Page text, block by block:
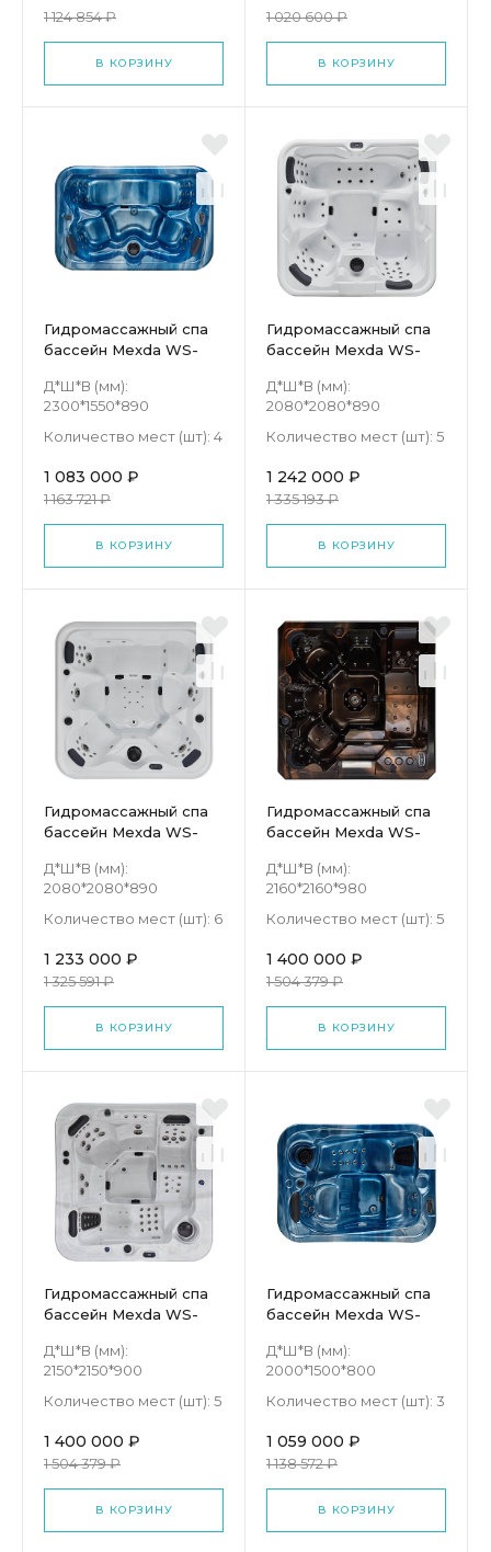
1 124 854 ₽
В КОРЗИНУ
1 020 600 ₽
В КОРЗИНУ
Гидромассажный спа
бассейн Mexda WS-
Д*Ш*В (мм):
2300*1550*890
Количество мест (шт): 4
1 083 000 ₽
1 163 721 ₽
В КОРЗИНУ
Гидромассажный спа
бассейн Mexda WS-
Д*Ш*В (мм):
2080*2080*890
Количество мест (шт): 5
1 242 000 ₽
1 335 193 ₽
В КОРЗИНУ
Гидромассажный спа
бассейн Mexda WS-
Д*Ш*В (мм):
2080*2080*890
Количество мест (шт): 6
1 233 000 ₽
1 325 591 ₽
В КОРЗИНУ
Гидромассажный спа
бассейн Mexda WS-
Д*Ш*В (мм):
2160*2160*980
Количество мест (шт): 5
1 400 000 ₽
1 504 379 ₽
В КОРЗИНУ
Гидромассажный спа
бассейн Mexda WS-
Д*Ш*В (мм):
2150*2150*900
Количество мест (шт): 5
1 400 000 ₽
1 504 379 ₽
В КОРЗИНУ
Гидромассажный спа
бассейн Mexda WS-
Д*Ш*В (мм):
2000*1500*800
Количество мест (шт): 3
1 059 000 ₽
1 138 572 ₽
В КОРЗИНУ